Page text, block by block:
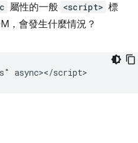
屬性的一般 <script> 標
，會發生什麼情況？